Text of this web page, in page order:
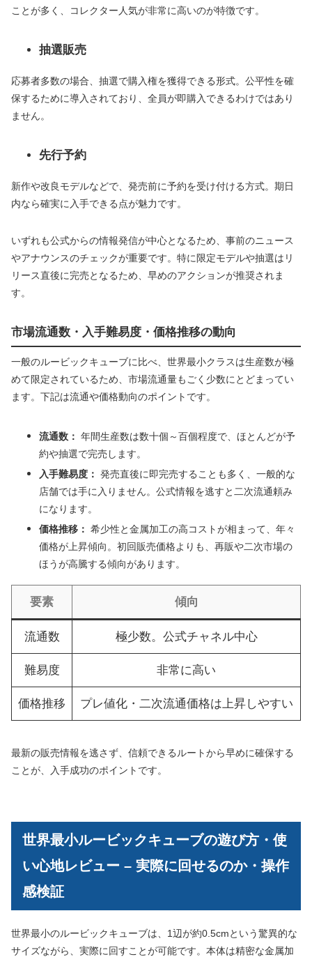
ことが多く、コレクター人気が非常に高いのが特徴です。
抽選販売
応募者多数の場合、抽選で購入権を獲得できる形式。公平性を確
保するために導入されており、全員が即購入できるわけではあり
ません。
先行予約
新作や改良モデルなどで、発売前に予約を受け付ける方式。期日
内なら確実に入手できる点が魅力です。
いずれも公式からの情報発信が中心となるため、事前のニュース
やアナウンスのチェックが重要です。特に限定モデルや抽選はリ
リース直後に完売となるため、早めのアクションが推奨されま
す。
市場流通数・入手難易度・価格推移の動向
一般のルービックキューブに比べ、世界最小クラスは生産数が極
めて限定されているため、市場流通量もごく少数にとどまってい
ます。下記は流通や価格動向のポイントです。
流通数： 年間生産数は数十個～百個程度で、ほとんどが予
約や抽選で完売します。
入手難易度： 発売直後に即完売することも多く、一般的な
店舗では手に入りません。公式情報を逃すと二次流通頼み
になります。
価格推移： 希少性と金属加工の高コストが相まって、年々
価格が上昇傾向。初回販売価格よりも、再販や二次市場の
ほうが高騰する傾向があります。
要素 傾向
流通数 極少数。公式チャネル中心
難易度 非常に高い
価格推移 プレ値化・二次流通価格は上昇しやすい
最新の販売情報を逃さず、信頼できるルートから早めに確保する
ことが、入手成功のポイントです。
世界最小ルービックキューブの遊び方・使
い心地レビュー – 実際に回せるのか・操作
感検証
世界最小のルービックキューブは、1辺が約0.5cmという驚異的な
サイズながら、実際に回すことが可能です。本体は精密な金属加